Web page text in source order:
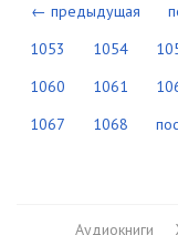
← предыдущая
1053
1054
1060
1061
1067
1068
Аудиокниги